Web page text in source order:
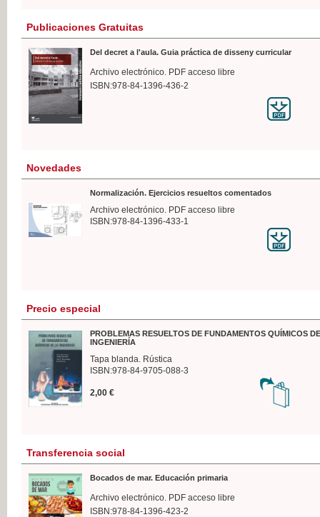
Publicaciones Gratuitas
Del decret a l'aula. Guia práctica de disseny curricular
Archivo electrónico. PDF acceso libre
ISBN:978-84-1396-436-2
Novedades
Normalización. Ejercicios resueltos comentados
Archivo electrónico. PDF acceso libre
ISBN:978-84-1396-433-1
Precio especial
PROBLEMAS RESUELTOS DE FUNDAMENTOS QUÍMICOS
INGENIERÍA
Tapa blanda. Rústica
ISBN:978-84-9705-088-3
2,00 €
Transferencia social
Bocados de mar. Educación primaria
Archivo electrónico. PDF acceso libre
ISBN:978-84-1396-423-2